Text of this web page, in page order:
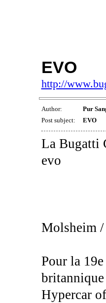
EVO
http://
Author: Pur
Post subject:
EVO
La Bugatti
evo
Molsheim /
Pour la
britannique
Hypercar